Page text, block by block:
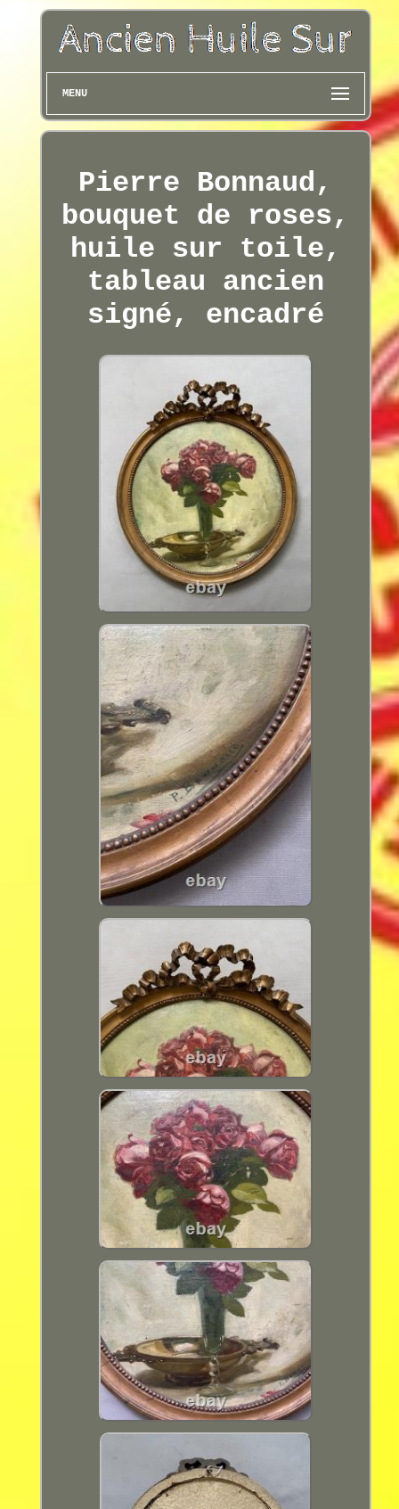
MENU
Pierre Bonnaud,
bouquet de roses,
huile sur toile,
tableau ancien
signé, encadré